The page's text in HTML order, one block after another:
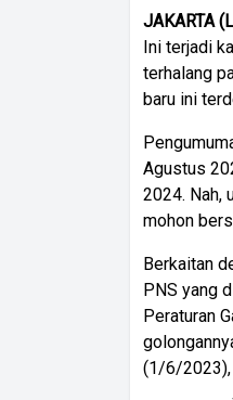
JAKARTA
Ini terjadi
terhalang
baru ini
Agustus
2024. Nah,
mohon
Berkaitan
PNS yang
Peraturan
(1/6/2023),